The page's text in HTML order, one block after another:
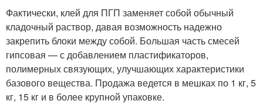
Фактически, клей для ПГП заменяет собой обычный
кладочный раствор, давая возможность надежно
закрепить блоки между собой. Большая часть смесей
гипсовая — с добавлением пластификаторов,
полимерных связующих, улучшающих характеристики
базового вещества. Продажа ведется в мешках по 1 кг, 5
кг, 15 кг и в более крупной упаковке.